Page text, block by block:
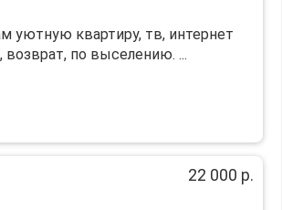
уютную квартиру, тв, интернет
возврат, по выселению. ...
22 000 р.